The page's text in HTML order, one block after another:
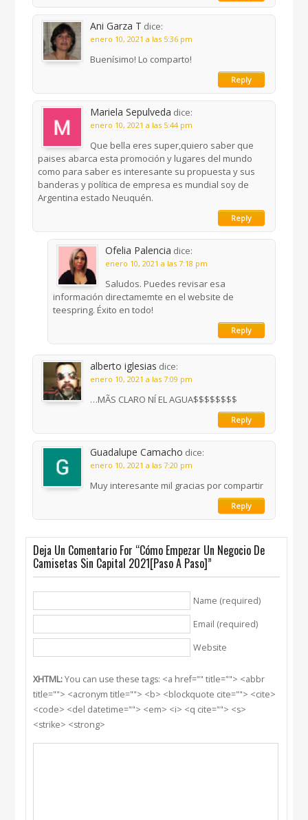
Ani Garza T dice:
enero 10, 2021 a las 5:36 pm
Buenísimo! Lo comparto!
Reply
Mariela Sepulveda dice:
enero 10, 2021 a las 5:44 pm
Que bella eres super,quiero saber que
paises abarca esta promoción y lugares del mundo
como para saber es interesante su propuesta y sus
banderas y política de empresa es mundial soy de
Argentina estado Neuquén.
Reply
Ofelia Palencia dice:
enero 10, 2021 a las 7:18 pm
Saludos. Puedes revisar esa
información directamemte en el website de
teespring. Éxito en todo!
Reply
alberto iglesias dice:
enero 10, 2021 a las 7:09 pm
…MÃS CLARO NÍ EL AGUA$$$$$$$$
Reply
Guadalupe Camacho dice:
enero 10, 2021 a las 7:20 pm
Muy interesante mil gracias por compartir
Reply
Deja Un Comentario For “Cómo Empezar Un Negocio De
Camisetas Sin Capital 2021[Paso A Paso]”
Name (required)
Email (required)
Website
XHTML:You can use these tags: <a href="" title=""> <abbr
title=""> <acronym title=""> <b> <blockquote cite=""> <cite>
<code> <del datetime=""> <em> <i> <q cite=""> <s>
<strike> <strong>